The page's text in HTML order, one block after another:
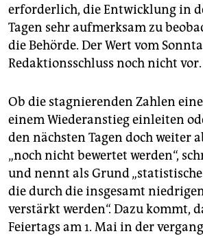
erforderlich, die Entwicklung in
Tagen sehr aufmerksam zu
die Behörde. Der Wert vom
Redaktionsschluss noch nicht vor.
Ob die stagnierenden Zahlen
einem Wiederanstieg einleiten
den nächsten Tagen doch weiter
„noch nicht bewertet werden“,
und nennt als Grund
die durch die insgesamt
verstärkt werden“. Dazu kommt,
Feiertags am 1. Mai in der